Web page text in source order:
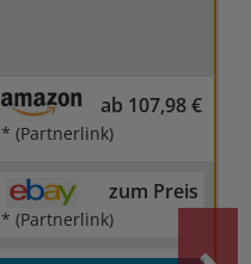
ab 107,98 €
* (Partnerlink)
zum Preis
* (Partnerlink)